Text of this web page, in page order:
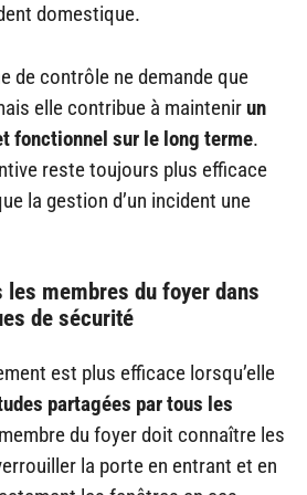
domestique.
de contrôle ne demande que
elle contribue à maintenir un
fonctionnel sur le long terme.
reste toujours plus efficace
la gestion d’un incident une
membres du foyer dans
de sécurité
est plus efficace lorsqu’elle
partagées par tous les
du foyer doit connaître les
la porte en entrant et en